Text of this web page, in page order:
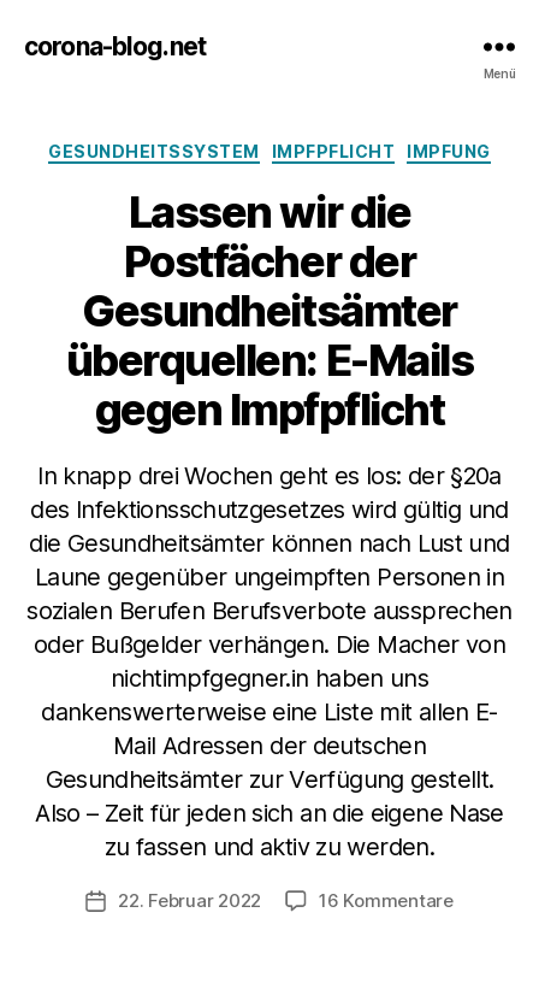
corona-blog.net
Menü
Kategorien
GESUNDHEITSSYSTEM IMPFPFLICHT IMPFUNG
Lassen wir die
Postfächer der
Gesundheitsämter
überquellen: E-Mails
gegen Impfpflicht
In knapp drei Wochen geht es los: der §20a
des Infektionsschutzgesetzes wird gültig und
die Gesundheitsämter können nach Lust und
Laune gegenüber ungeimpften Personen in
sozialen Berufen Berufsverbote aussprechen
oder Bußgelder verhängen. Die Macher von
nichtimpfgegner.in haben uns
dankenswerterweise eine Liste mit allen E-
Mail Adressen der deutschen
Gesundheitsämter zur Verfügung gestellt.
Also – Zeit für jeden sich an die eigene Nase
zu fassen und aktiv zu werden.
Veröffentlichungsdatum
22. Februar 2022 16 Kommentarezu